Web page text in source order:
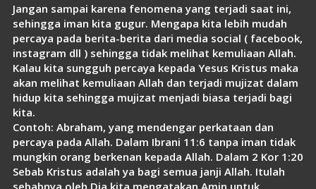
Jangan sampai karena fenomena yang terjadi saat ini,
sehingga iman kita gugur. Mengapa kita lebih mudah
percaya pada berita-berita dari media social ( facebook,
instagram dll ) sehingga tidak melihat kemuliaan Allah.
Kalau kita sungguh percaya kepada Yesus Kristus maka
akan melihat kemuliaan Allah dan terjadi mujizat dalam
hidup kita sehingga mujizat menjadi biasa terjadi bagi
kita.
Contoh: Abraham, yang mendengar perkataan dan
percaya pada Allah. Dalam Ibrani 11:6 tanpa iman tidak
mungkin orang berkenan kepada Allah. Dalam 2 Kor 1:20
Sebab Kristus adalah ya bagi semua janji Allah. Itulah
sebabnya oleh Dia kita mengatakan Amin untuk